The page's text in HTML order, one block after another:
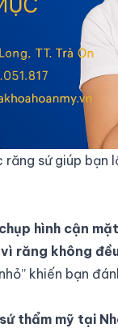
răng sứ giúp bạn
hình cận
răng không
khiến bạn
thẩm mỹ tại